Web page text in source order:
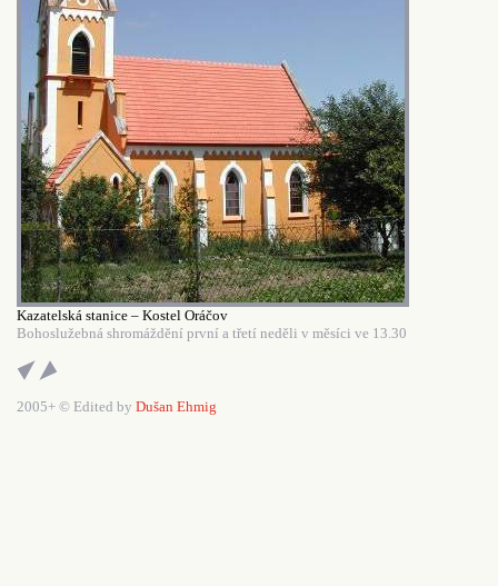
Kazatelská stanice – Kostel Oráčov
Bohoslužebná shromáždění první a třetí neděli v měsíci ve 13.30
2005+ © Edited by Dušan Ehmig